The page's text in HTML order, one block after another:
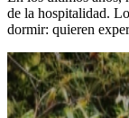
de la hospitalidad.
dormir: quieren